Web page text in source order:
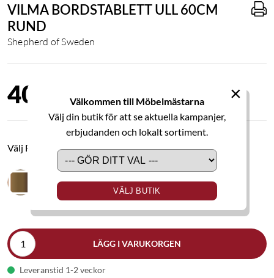
Välkommen till Möbelmästarna
Välj din butik för att se aktuella kampanjer,
erbjudanden och lokalt sortiment.
VÄLJ BUTIK
×
VILMA BORDSTABLETT ULL 60CM
RUND
Shepherd of Sweden
400,00 kr
Välj Färg
LÄGG I VARUKORGEN
Leveranstid 1-2 veckor